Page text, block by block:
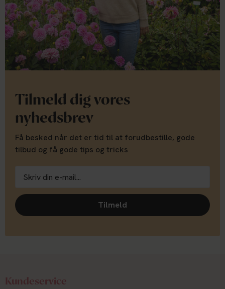
Tilmeld dig vores
nyhedsbrev
Få besked når det er tid til at forudbestille, gode
tilbud og få gode tips og tricks
Tilmeld
Kundeservice